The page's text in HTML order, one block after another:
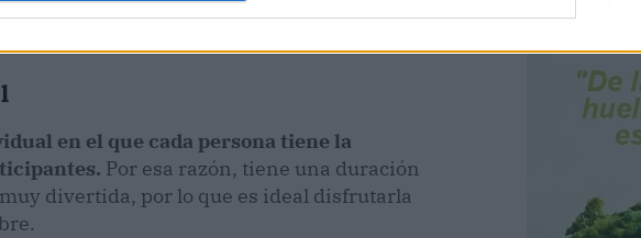
en el que cada persona tiene la
Por esa razón, tiene una duración
divertida, por lo que es ideal disfrutarla